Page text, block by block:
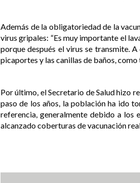
Además de la obligatoriedad de la
virus gripales: “Es muy importante el
porque después el virus se transmite.
picaportes y las canillas de baños,
Por último, el Secretario de Salud hizo
paso de los años, la población ha ido
referencia, generalmente debido a los
alcanzado coberturas de vacunación